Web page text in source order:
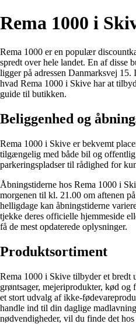
Rema 1000 i
Rema 1000 er en populær
spredt over hele landet. En af disse
ligger på adressen Danmarksvej
hvad Rema 1000 i Skive har at
guide til butikken.
Beliggenhed og
Rema 1000 i Skive er bekvemt
tilgængelig med både bil og
parkeringspladser til rådighed for
Åbningstiderne hos Rema 1000 i
morgenen til kl. 21.00 om aftenen
helligdage kan åbningstiderne
tjekke deres officielle hjemmeside
få de mest opdaterede oplysninger.
Produktsortiment
Rema 1000 i Skive tilbyder et bredt
grøntsager, mejeriprodukter, kød
et stort udvalg af ikke-
handle ind til din daglige
nødvendigheder, vil du finde det